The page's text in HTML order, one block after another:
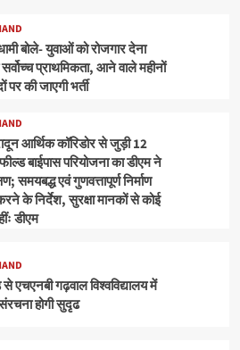
बोले- युवाओं को रोजगार देना
प्राथमिकता, आने वाले महीनों
पर की जाएगी भर्ती
आर्थिक कॉरिडोर से जुड़ी 12
बाईपास परियोजना का डीएम ने
समयबद्ध एवं गुणवत्तापूर्ण निर्माण
के निर्देश, सुरक्षा मानकों से कोई
डीएम
एचएनबी गढ़वाल विश्वविद्यालय में
होगी सुदृढ